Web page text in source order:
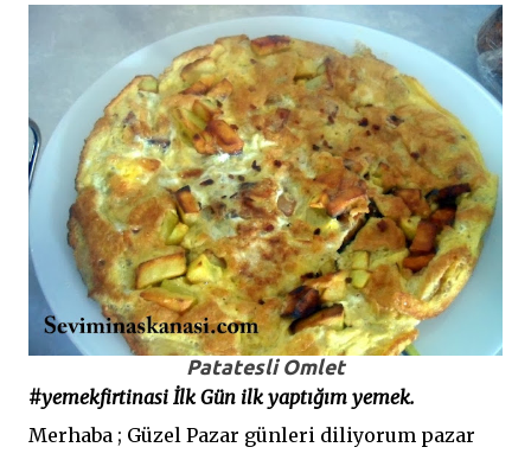
Patatesli Omlet
#yemekfirtinasi İlk Gün ilk yaptığım yemek.
Merhaba ; Güzel Pazar günleri diliyorum pazar